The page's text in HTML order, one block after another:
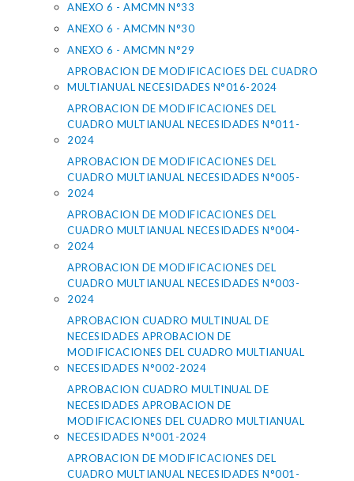
ANEXO 6 - AMCMN N°33
ANEXO 6 - AMCMN N°30
ANEXO 6 - AMCMN N°29
APROBACION DE MODIFICACIOES DEL CUADRO
MULTIANUAL NECESIDADES N°016-2024
APROBACION DE MODIFICACIONES DEL
CUADRO MULTIANUAL NECESIDADES N°011-
2024
APROBACION DE MODIFICACIONES DEL
CUADRO MULTIANUAL NECESIDADES N°005-
2024
APROBACION DE MODIFICACIONES DEL
CUADRO MULTIANUAL NECESIDADES N°004-
2024
APROBACION DE MODIFICACIONES DEL
CUADRO MULTIANUAL NECESIDADES N°003-
2024
APROBACION CUADRO MULTINUAL DE
NECESIDADES APROBACION DE
MODIFICACIONES DEL CUADRO MULTIANUAL
NECESIDADES N°002-2024
APROBACION CUADRO MULTINUAL DE
NECESIDADES APROBACION DE
MODIFICACIONES DEL CUADRO MULTIANUAL
NECESIDADES N°001-2024
APROBACION DE MODIFICACIONES DEL
CUADRO MULTIANUAL NECESIDADES N°001-